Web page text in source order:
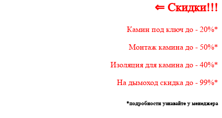
⇐ Скидки!!!
Камин под ключ до - 20%*
Монтаж камина до - 50%*
Изоляция для камина до - 40%*
На дымоход скидка до - 99%*
*подробности узнавайте у менеджера